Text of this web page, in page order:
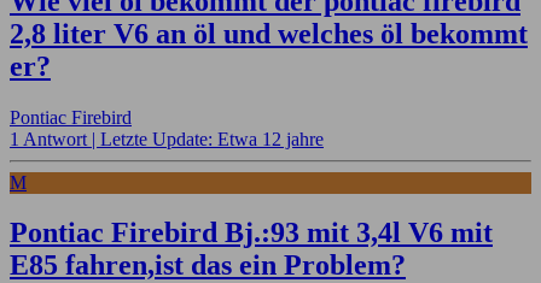
2,8 liter V6 an öl und welches öl bekommt
er?
Pontiac Firebird
1 Antwort | Letzte Update: Etwa 12 jahre
M
Pontiac Firebird Bj.:93 mit 3,4l V6 mit
E85 fahren,ist das ein Problem?